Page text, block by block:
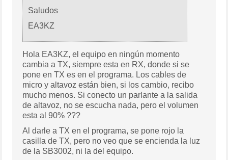
Saludos
EA3KZ
Hola EA3KZ, el equipo en ningún momento
cambia a TX, siempre esta en RX, donde si se
pone en TX es en el programa. Los cables de
micro y altavoz están bien, si los cambio, recibo
mucho menos. Si conecto un parlante a la salida
de altavoz, no se escucha nada, pero el volumen
esta al 90% ???
Al darle a TX en el programa, se pone rojo la
casilla de TX, pero no veo que se encienda la luz
de la SB3002, ni la del equipo.